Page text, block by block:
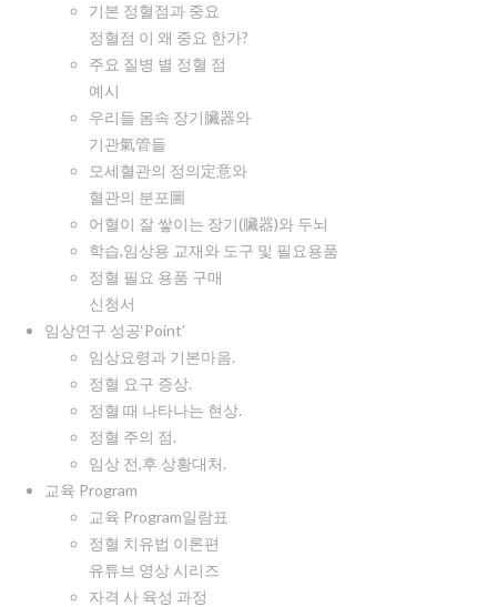
기본 정혈점과 중요
정혈점 이 왜 중요 한가?
주요 질병 별 정혈 점
예시
우리들 몸속 장기臟器와
기관氣管들
모세혈관의 정의定意와
혈관의 분포圖
어혈이 잘 쌓이는 장기(臟器)와 두뇌
학습,임상용 교재와 도구 및 필요용품
정혈 필요 용품 구매
신청서
임상연구 성공‘Point’
임상요령과 기본마음.
정혈 요구 증상.
정혈 때 나타나는 현상.
정혈 주의 점.
임상 전,후 상황대처.
교육 Program
교육 Program일람표
정혈 치유법 이론편
유튜브 영상 시리즈
자격 사 육성 과정